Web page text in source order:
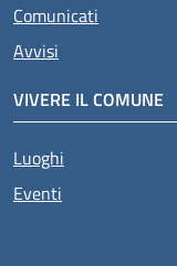
Comunicati
Avvisi
VIVERE IL COMUNE
Luoghi
Eventi